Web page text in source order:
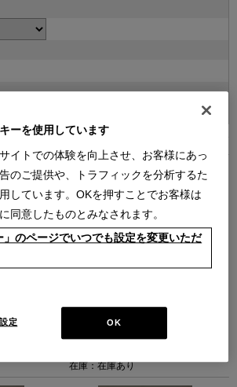
ー）
VERBENA)
（セミダブル 63 VERBENA）
BASIC
在庫：在庫あり
ーを使用しています
イトでの体験を向上させ、お客様にあっ
のご提供や、トラフィックを分析するた
しています。OKを押すことでお客様は
同意したものとみなされます。
」のページでいつでも設定を変更いただ
OK
定